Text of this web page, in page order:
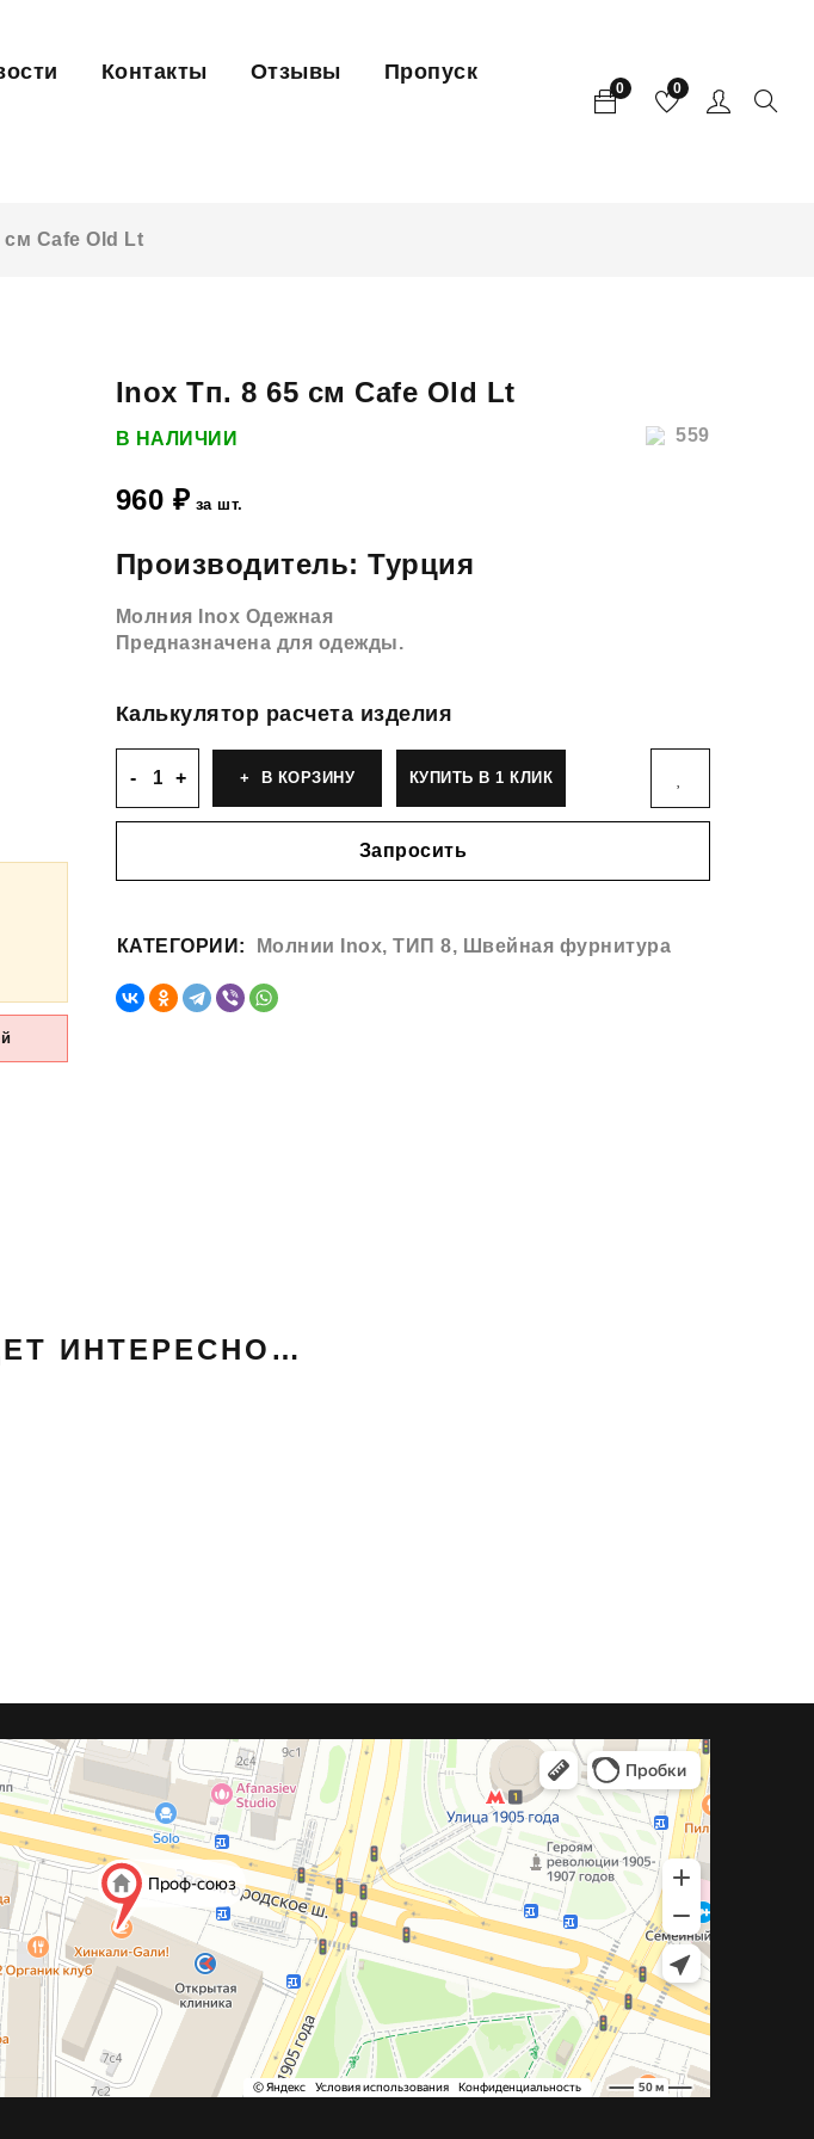
Контакты Отзывы Пропуск
0 0
см Cafe Old Lt
Inox Тп. 8 65 см Cafe Old Lt
559
В НАЛИЧИИ
960 ₽ за шт.
Производитель: Турция
Молния Inox Одежная
Предназначена для одежды.
Калькулятор расчета изделия
В КОРЗИНУ КУПИТЬ В 1 КЛИК
Запросить
КАТЕГОРИИ: Молнии Inox,ТИП 8, Швейная фурнитура
ИНТЕРЕСНО…